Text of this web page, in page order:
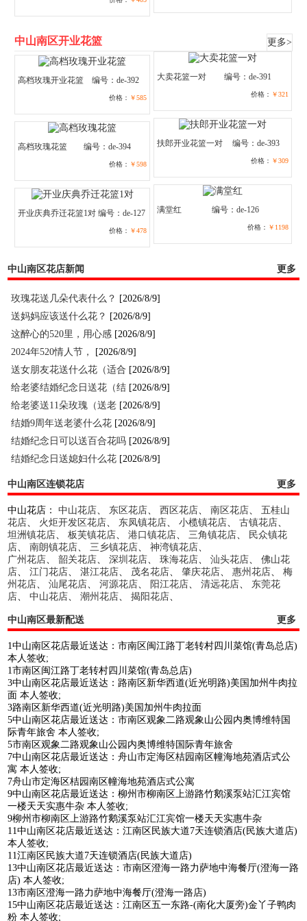
中山南区开业花篮 更多>
高档玫瑰开业花篮 编号：de-392
价格： ￥585
大卖花篮一对 编号：de-391
价格： ￥321
高档玫瑰花篮 编号：de-394
价格： ￥598
扶郎开业花篮一对 编号：de-393
价格： ￥309
开业庆典乔迁花篮1对 编号：de-127
价格： ￥478
满堂红 编号：de-126
价格： ￥1198
中山南区花店新闻 更多
玫瑰花送几朵代表什么？ [2026/8/9]
送妈妈应该送什么花？ [2026/8/9]
这醉心的520里，用心感 [2026/8/9]
2024年520情人节，
[2026/8/9]
送女朋友花送什么花（适合 [2026/8/9]
给老婆结婚纪念日送花（结 [2026/8/9]
给老婆送11朵玫瑰（送老 [2026/8/9]
结婚9周年送老婆什么花 [2026/8/9]
结婚纪念日可以送百合花吗 [2026/8/9]
结婚纪念日送媳妇什么花 [2026/8/9]
中山南区连锁花店 更多
中山花店：中山花店、 东区花店、西区花店、南区花店、五桂山
花店、 火炬开发区花店、 东凤镇花店、小榄镇花店、古镇花店、
坦洲镇花店、板芙镇花店、港口镇花店、三角镇花店、
民众镇花
店、南朗镇花店、三乡镇花店、神湾镇花店、
广州花店、韶关花店、深圳花店、珠海花店、汕头花店、佛山花
店、江门花店、湛江花店、 茂名花店、肇庆花店、惠州花店、梅
州花店、汕尾花店、河源花店、 阳江花店、清远花店、 东莞花
店、中山花店、潮州花店、揭阳花店、
中山南区最新配送 更多
1中山南区花店最近送达：市南区闽江路丁老转村四川菜馆(青岛总店)
本人签收;
1市南区闽江路丁老转村四川菜馆(青岛总店)
3中山南区花店最近送达：路南区新华西道(近光明路)美国加州牛肉拉
面 本人签收;
3路南区新华西道(近光明路)美国加州牛肉拉面
5中山南区花店最近送达：市南区观象二路观象山公园内奥博维特国
际青年旅舍 本人签收;
5市南区观象二路观象山公园内奥博维特国际青年旅舍
7中山南区花店最近送达：舟山市定海区桔园南区幢海地苑酒店式公
寓 本人签收;
7舟山市定海区桔园南区幢海地苑酒店式公寓
9中山南区花店最近送达：柳州市柳南区上游路竹鹅溪泵站汇江宾馆
一楼天天实惠牛杂 本人签收;
9柳州市柳南区上游路竹鹅溪泵站汇江宾馆一楼天天实惠牛杂
11中山南区花店最近送达：江南区民族大道7天连锁酒店(民族大道店)
本人签收;
11江南区民族大道7天连锁酒店(民族大道店)
13中山南区花店最近送达：市南区澄海一路力萨地中海餐厅(澄海一路
店) 本人签收;
13市南区澄海一路力萨地中海餐厅(澄海一路店)
15中山南区花店最近送达：江南区五一东路-(南化大厦旁)金丫子鸭肉
粉 本人签收;